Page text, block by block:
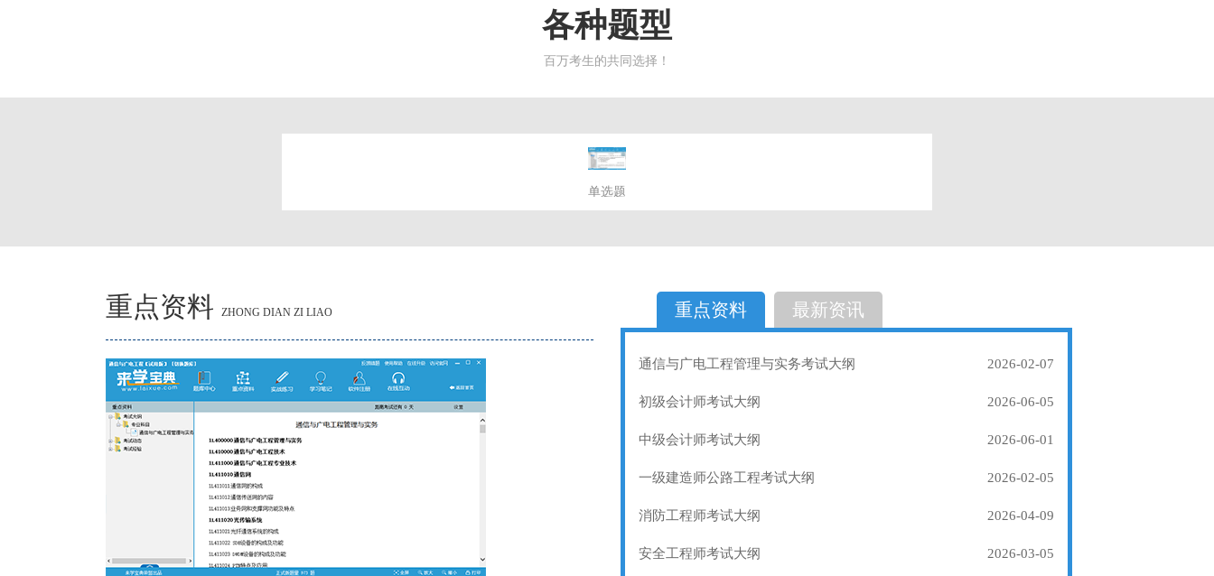
各种题型
百万考生的共同选择！
单选题
选择题
重点资料 ZHONG DIAN ZI LIAO 重点资料 最新资讯
通信与广电工程管理与实务考试大纲 2026-02-07
初级会计师考试大纲 2026-06-05
中级会计师考试大纲 2026-06-01
一级建造师公路工程考试大纲 2026-02-05
消防工程师考试大纲 2026-04-09
安全工程师考试大纲 2026-03-05